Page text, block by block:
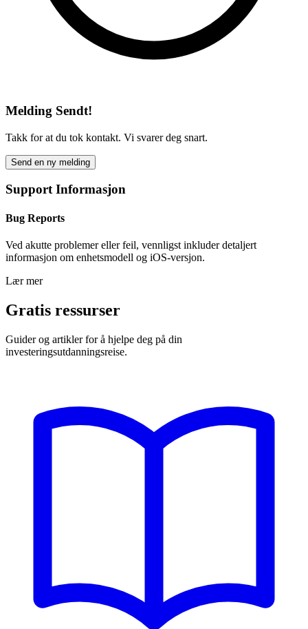
Melding Sendt!
Takk for at du tok kontakt. Vi svarer deg snart.
Send en ny melding
Support Informasjon
Bug Reports
Ved akutte problemer eller feil, vennligst inkluder detaljert
informasjon om enhetsmodell og iOS-versjon.
Lær mer
Gratis ressurser
Guider og artikler for å hjelpe deg på din
investeringsutdanningsreise.